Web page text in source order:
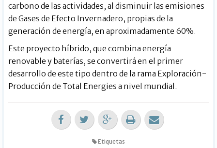
carbono de las actividades, al disminuir las emisiones
de Gases de Efecto Invernadero, propias de la
generación de energía, en aproximadamente 60%.
Este proyecto híbrido, que combina energía
renovable y baterías, se convertirá en el primer
desarrollo de este tipo dentro de la rama Exploración-
Producción de Total Energies a nivel mundial.
Etiquetas